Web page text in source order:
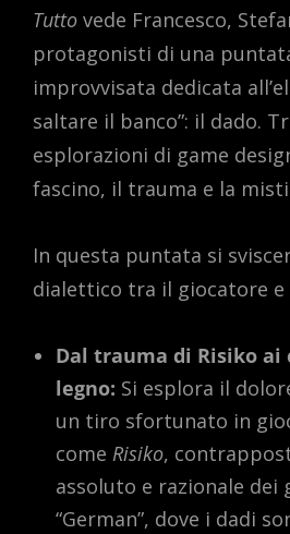
Tutto vede Francesco,
protagonisti di una
improvvisata dedicata
saltare il banco”: il dado.
esplorazioni di game
fascino, il trauma e la
In questa puntata si
dialettico tra il giocatore e
Dal trauma di Risiko ai
legno: Si esplora il
un tiro sfortunato in
come Risiko,
assoluto e razionale dei
“German”, dove i dadi